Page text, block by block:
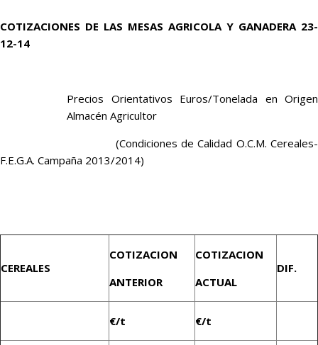
COTIZACIONES DE LAS MESAS AGRICOLA Y GANADERA 23-
12-14
Precios Orientativos Euros/Tonelada en Origen
Almacén Agricultor
(Condiciones de Calidad O.C.M. Cereales-
F.E.G.A. Campaña 2013/2014)
CEREALES
COTIZACION
ANTERIOR
COTIZACION
ACTUAL
DIF.
€/t €/t